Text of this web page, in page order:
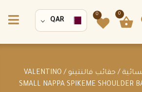
0
0
QAR
/ حقائب فالنتينو
/ VALENTINO
SMALL NAPPA SPIKEME SHOULDER